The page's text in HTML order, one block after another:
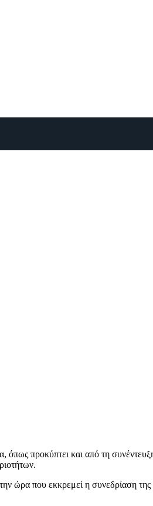
όπως προκύπτει και από τη
ώρα που εκκρεμεί η συνεδρίαση